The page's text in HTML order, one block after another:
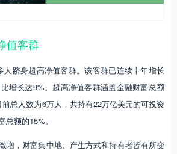
值客群
人跻身超高净值客群。该客群已连续十年增长
增长达9%。超高净值客群涵盖金融财富总额
总人数为6万人，共持有22万亿美元的可投资
额的15%。
增，财富集中地、产生方式和持有者皆有所变